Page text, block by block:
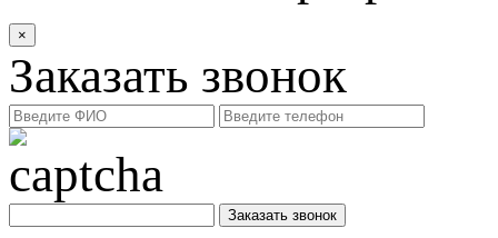
×
Заказать звонок
Заказать звонок